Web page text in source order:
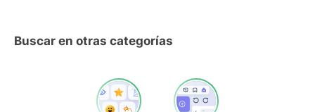
Buscar en otras categorías